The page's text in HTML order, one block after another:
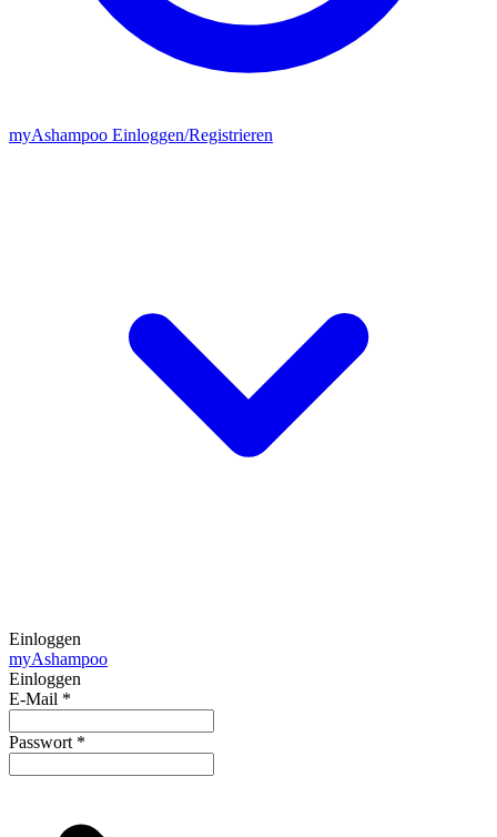
myAshampoo Einloggen/Registrieren
Einloggen
myAshampoo
Einloggen
E-Mail *
Passwort *